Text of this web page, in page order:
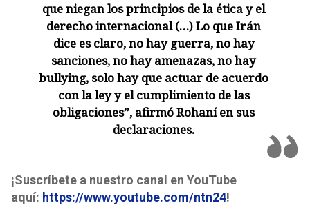
que niegan los principios de la ética y el
derecho internacional (…) Lo que Irán
dice es claro, no hay guerra, no hay
sanciones, no hay amenazas, no hay
bullying, solo hay que actuar de acuerdo
con la ley y el cumplimiento de las
obligaciones”, afirmó Rohaní en sus
declaraciones.
¡Suscríbete a nuestro canal en YouTube
aquí: https://www.youtube.com/ntn24!